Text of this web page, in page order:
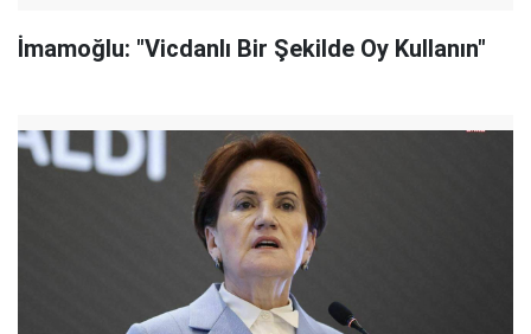
İmamoğlu: "Vicdanlı Bir Şekilde Oy Kullanın"